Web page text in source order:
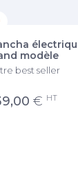
modèle
best seller
€ HT